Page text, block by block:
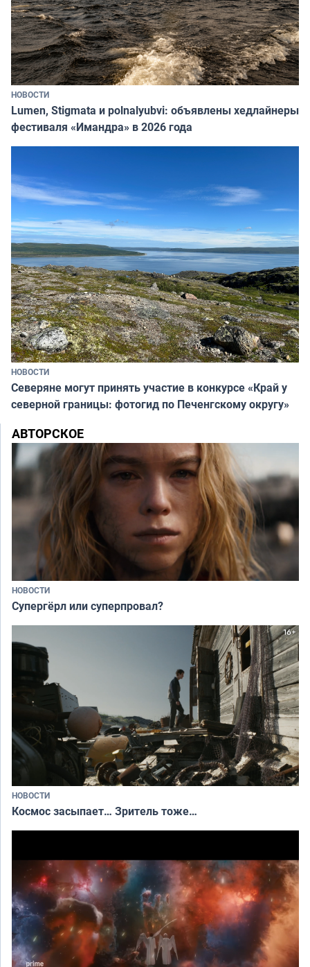
НОВОСТИ
Lumen, Stigmata и polnalyubvi: объявлены хедлайнеры
фестиваля «Имандра» в 2026 года
НОВОСТИ
Северяне могут принять участие в конкурсе «Край у
северной границы: фотогид по Печенгскому округу»
АВТОРСКОЕ
НОВОСТИ
Супергёрл или суперпровал?
НОВОСТИ
Космос засыпает… Зритель тоже…